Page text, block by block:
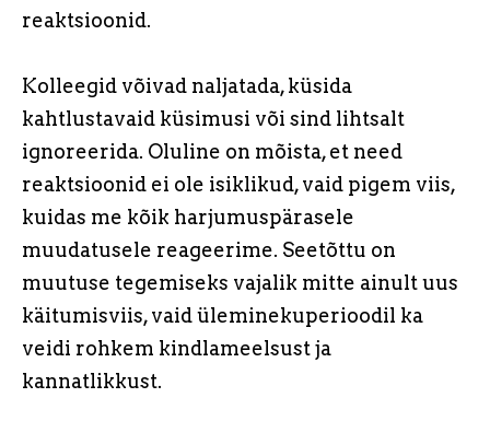
reaktsioonid.
Kolleegid võivad naljatada, küsida
kahtlustavaid küsimusi või sind lihtsalt
ignoreerida. Oluline on mõista, et need
reaktsioonid ei ole isiklikud, vaid pigem viis,
kuidas me kõik harjumuspärasele
muudatusele reageerime. Seetõttu on
muutuse tegemiseks vajalik mitte ainult uus
käitumisviis, vaid üleminekuperioodil ka
veidi rohkem kindlameelsust ja
kannatlikkust.